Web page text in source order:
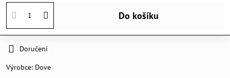
Do košíku
Doručení
Výrobce: Dove